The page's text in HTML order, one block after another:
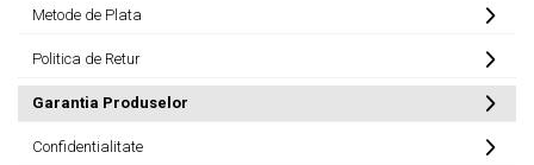
Metode de Plata
Politica de Retur
Garantia Produselor
Confidentialitate